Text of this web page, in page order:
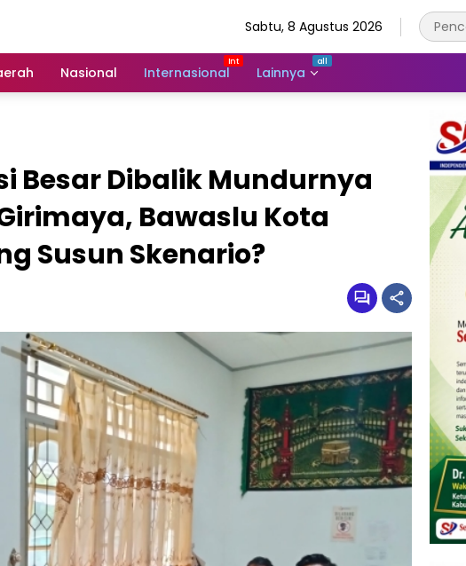
Sabtu, 8 Agustus 2026
Nasional Internasional Lainnya
Besar Dibalik Mundurnya
Bawaslu Kota
Susun Skenario?